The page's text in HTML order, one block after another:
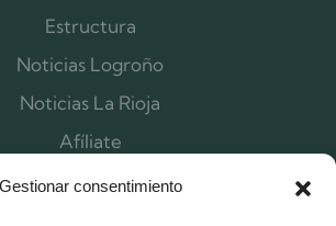
Gestionar consentimiento
Estructura
Noticias Logroño
Noticias La Rioja
Afíliate
Contacta